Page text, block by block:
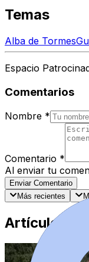
Temas
Alba de Tormes
Espacio
Comentarios
Nombre *
Comentario *
Al enviar tu
Enviar Comentario
Más recientes
Artículos